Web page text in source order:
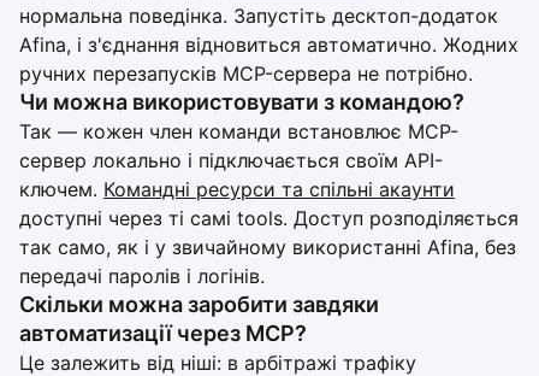
нормальна поведінка. Запустіть десктоп-додаток
Afina, і з'єднання відновиться автоматично. Жодних
ручних перезапусків MCP-сервера не потрібно.
Чи можна використовувати з командою?
Так — кожен член команди встановлює MCP-
сервер локально і підключається своїм API-
ключем. Командні ресурси та спільні акаунти
доступні через ті самі tools. Доступ розподіляється
так само, як і у звичайному використанні Afina, без
передачі паролів і логінів.
Скільки можна заробити завдяки
автоматизації через MCP?
Це залежить від ніші: в арбітражі трафіку